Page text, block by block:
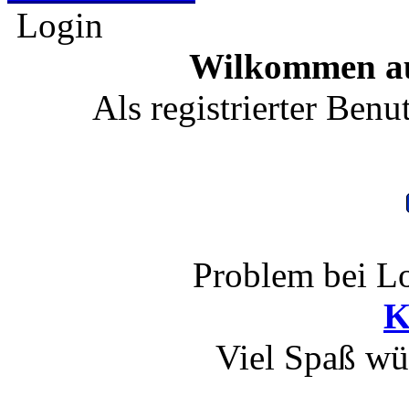
Login
Wilkommen
Als registrierter
Problem bei
Viel Spaß